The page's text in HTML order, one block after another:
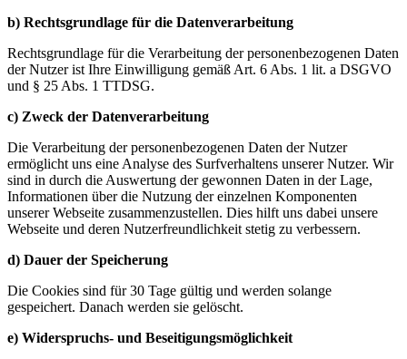
b) Rechtsgrundlage für die Datenverarbeitung
Rechtsgrundlage für die Verarbeitung der personenbezogenen Daten
der Nutzer ist Ihre Einwilligung gemäß Art. 6 Abs. 1 lit. a DSGVO
und § 25 Abs. 1 TTDSG.
c) Zweck der Datenverarbeitung
Die Verarbeitung der personenbezogenen Daten der Nutzer
ermöglicht uns eine Analyse des Surfverhaltens unserer Nutzer. Wir
sind in durch die Auswertung der gewonnen Daten in der Lage,
Informationen über die Nutzung der einzelnen Komponenten
unserer Webseite zusammenzustellen. Dies hilft uns dabei unsere
Webseite und deren Nutzerfreundlichkeit stetig zu verbessern.
d) Dauer der Speicherung
Die Cookies sind für 30 Tage gültig und werden solange
gespeichert. Danach werden sie gelöscht.
e) Widerspruchs- und Beseitigungsmöglichkeit